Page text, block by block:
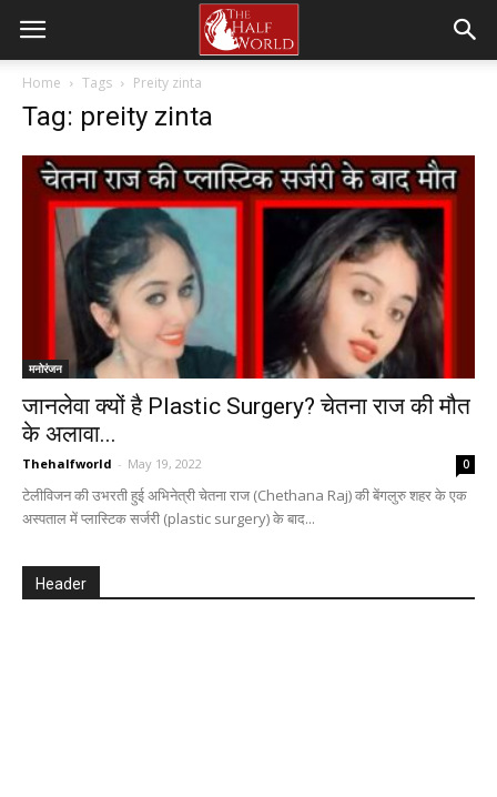
Home Tags Preity zinta
Tag: preity zinta
मनोरंजन
जानलेवा क्यों है Plastic Surgery? चेतना राज की मौत
के अलावा...
Thehalfworld - May 19, 2022 0
टेलीविजन की उभरती हुई अभिनेत्री चेतना राज (Chethana Raj) की बेंगलुरु शहर के एक
अस्पताल में प्लास्टिक सर्जरी (plastic surgery) के बाद...
Header